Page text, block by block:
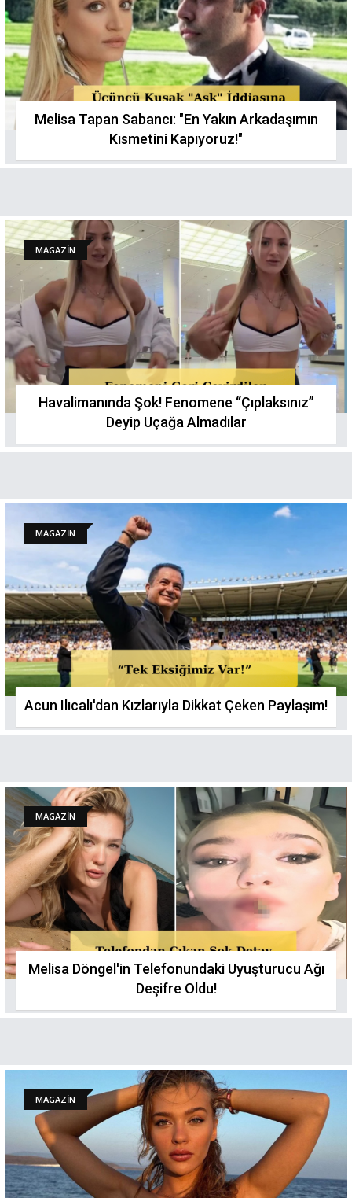
Melisa Tapan Sabancı: "En Yakın Arkadaşımın
Kısmetini Kapıyoruz!"
MAGAZİN
Havalimanında Şok! Fenomene “Çıplaksınız”
Deyip Uçağa Almadılar
MAGAZİN
Acun Ilıcalı'dan Kızlarıyla Dikkat Çeken Paylaşım!
MAGAZİN
Melisa Döngel'in Telefonundaki Uyuşturucu Ağı
Deşifre Oldu!
MAGAZİN